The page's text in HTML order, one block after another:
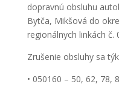
dopravnú obsluhu
Bytča, Mikšová do
regionálnych linkách č.
Zrušenie obsluhy sa
• 050160 – 50, 62, 78,